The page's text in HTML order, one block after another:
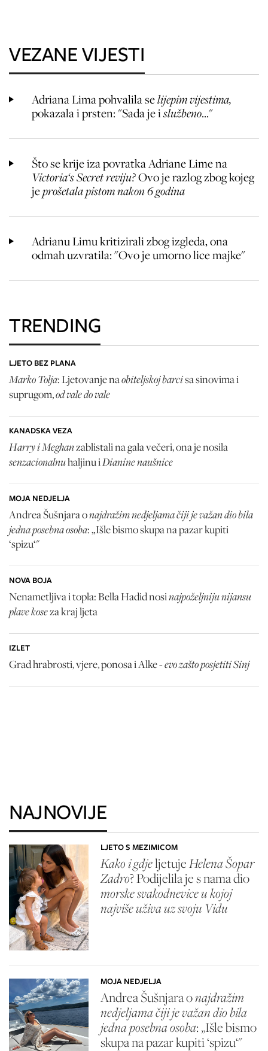
VEZANE VIJESTI
Adriana Lima pohvalila selijepim vijestima,
pokazala i prsten: "Sada je islužbeno..."
Što se krije iza povratka Adriane Lime na
Victoria‘s Secret reviju?Ovo je razlog zbog kojeg
jeprošetala pistom nakon 6 godina
Adrianu Limu kritizirali zbog izgleda, ona
odmah uzvratila: "Ovo je umorno lice majke"
TRENDING
LJETO BEZ PLANA
Marko Tolja: Ljetovanje naobiteljskoj barcisa sinovima i
suprugom,od vale do vale
KANADSKA VEZA
Harry i Meghanzablistali na gala večeri, ona je nosila
senzacionalnuhaljinu iDianine naušnice
MOJA NEDJELJA
Andrea Šušnjara onajdražim nedjeljama čiji je važan dio bila
jedna posebna osoba: „Išle bismo skupa na pazar kupiti
‘spizu‘"
NOVA BOJA
Nenametljiva i topla: Bella Hadid nosinajpoželjniju nijansu
plave koseza kraj ljeta
IZLET
Grad hrabrosti, vjere, ponosa i Alke -evo zašto posjetiti Sinj
NAJNOVIJE
LJETO S MEZIMICOM
Kako i gdjeljetujeHelena Šopar
Zadro? Podijelila je s nama dio
morske svakodnevice u kojoj
najviše uživa uz svoju Vidu
MOJA NEDJELJA
Andrea Šušnjara onajdražim
nedjeljama čiji je važan dio bila
jedna posebna osoba: „Išle bismo
skupa na pazar kupiti ‘spizu‘"